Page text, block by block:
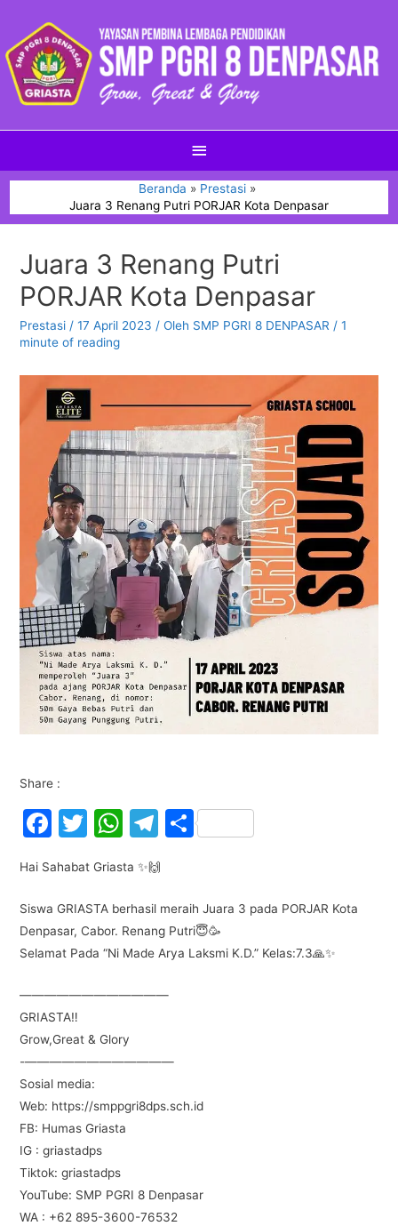
Beranda
Prestasi
Juara 3 Renang Putri PORJAR Kota Denpasar
Juara 3 Renang Putri
PORJAR Kota Denpasar
Prestasi / 17 April 2023 / Oleh SMP PGRI 8 DENPASAR / 1
minute of reading
Share :
F
c
e
b
o
o
k
T
itt
er
W
at
s
A
p
p
T
e
gr
a
m
S
e
Hai Sahabat Griasta ✨🙌
Siswa GRIASTA berhasil meraih Juara 3 pada PORJAR Kota
Denpasar, Cabor. Renang Putri😇🥳
Selamat Pada “Ni Made Arya Laksmi K.D.” Kelas:7.3🙏✨
————————————
GRIASTA‼️
Grow,Great & Glory
-————————————
Sosial media:
Web: https://smppgri8dps.sch.id
FB: Humas Griasta
IG : griastadps
Tiktok: griastadps
YouTube: SMP PGRI 8 Denpasar
WA : +62 895-3600-76532